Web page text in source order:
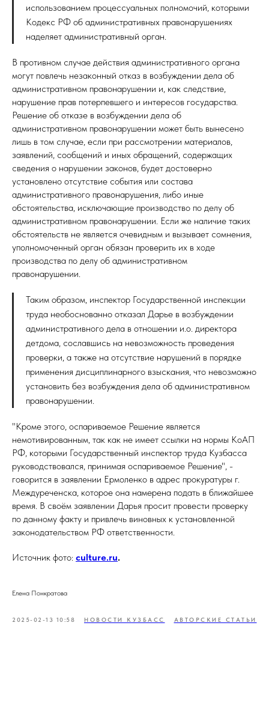
использованием процессуальных полномочий, которыми
Кодекс РФ об административных правонарушениях
наделяет административный орган.
В противном случае действия административного органа
могут повлечь незаконный отказ в возбуждении дела об
административном правонарушении и, как следствие,
нарушение прав потерпевшего и интересов государства.
Решение об отказе в возбуждении дела об
административном правонарушении может быть вынесено
лишь в том случае, если при рассмотрении материалов,
заявлений, сообщений и иных обращений, содержащих
сведения о нарушении законов, будет достоверно
установлено отсутствие события или состава
административного правонарушения, либо иные
обстоятельства, исключающие производство по делу об
административном правонарушении. Если же наличие таких
обстоятельств не является очевидным и вызывает сомнения,
уполномоченный орган обязан проверить их в ходе
производства по делу об административном
правонарушении.
Таким образом, инспектор Государственной инспекции
труда необоснованно отказал Дарье в возбуждении
административного дела в отношении и.о. директора
детдома, сославшись на невозможность проведения
проверки, а также на отсутствие нарушений в порядке
применения дисциплинарного взыскания, что невозможно
установить без возбуждения дела об административном
правонарушении.
"Кроме этого, оспариваемое Решение является
немотивированным, так как не имеет ссылки на нормы КоАП
РФ, которыми Государственный инспектор труда Кузбасса
руководствовался, принимая оспариваемое Решение", -
говорится в заявлении Ермоленко в адрес прокуратуры г.
Междуреченска, которое она намерена подать в ближайшее
время. В своём заявлении Дарья просит провести проверку
по данному факту и привлечь виновных к установленной
законодательством РФ ответственности.
Источник фото: culture.ru.
Елена Понкратова
2025-02-13 10:58 НОВОСТИ КУЗБАСС АВТОРСКИЕ СТАТЬИ